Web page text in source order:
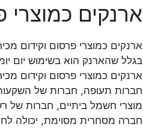
ארנקים כמוצרי
ארנקים כמוצרי פרסום וקידום
בגלל שהארנק הוא בשימוש יום
ארנקים כמוצרי פרסום וקידום
חברות תעופה, חברות של
מוצרי חשמל ביתיים, חברות של
חברה מסחרית מסוימת, יכולה